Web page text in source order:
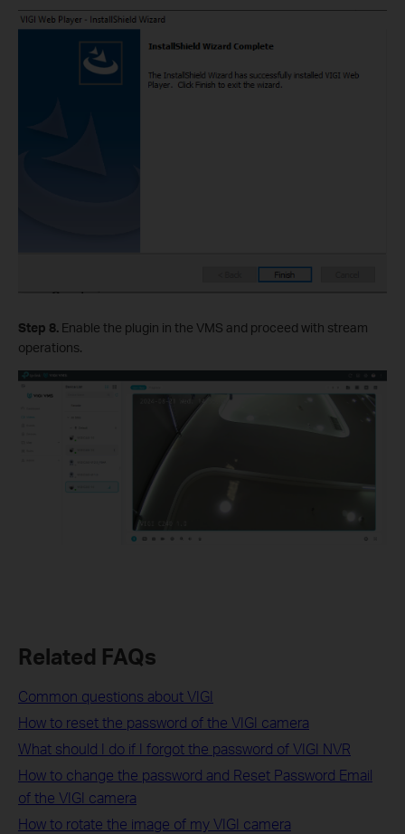
Step 8. Enable the plugin in the VMS and proceed with stream
operations.
Related FAQs
Common questions about VIGI
How to reset the password of the VIGI camera
What should I do if I forgot the password of VIGI NVR
How to change the password and Reset Password Email
of the VIGI camera
How to rotate the image of my VIGI camera